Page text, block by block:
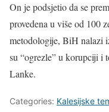
On je podsjetio da se
provedena u više od 100
metodologije, BiH nalazi
su “ogrezle” u korupciji i
Lanke.
Categories: Kalesijske